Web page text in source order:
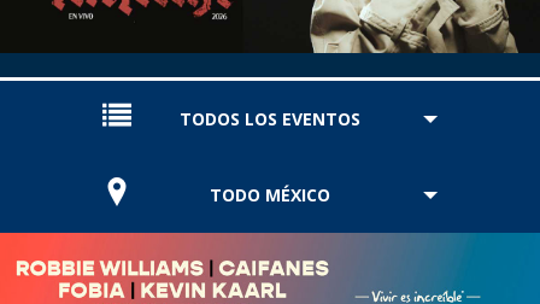
TODOS LOS EVENTOS
TODO MÉXICO